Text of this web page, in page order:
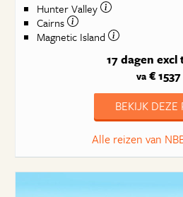
Hunter Valley
Cairns
Magnetic Island
17 dagen excl
va€ 1537
BEKIJK DEZE
Alle reizen van